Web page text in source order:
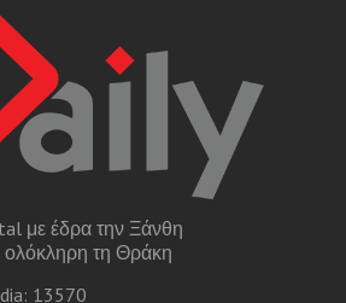
με έδρα την Ξάνθη
ολόκληρη τη Θράκη
13570